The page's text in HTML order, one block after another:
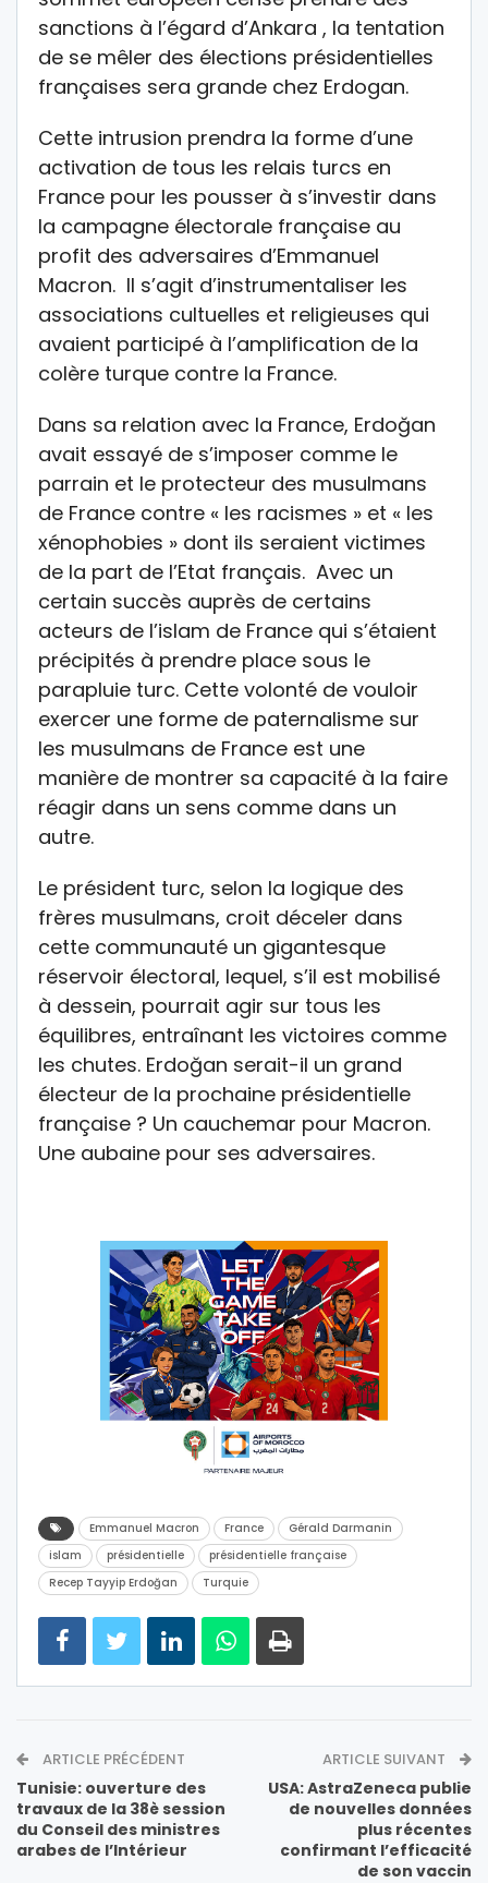
sanctions à l’égard d’Ankara , la tentation
de se mêler des élections présidentielles
françaises sera grande chez Erdogan.
Cette intrusion prendra la forme d’une
activation de tous les relais turcs en
France pour les pousser à s’investir dans
la campagne électorale française au
profit des adversaires d’Emmanuel
Macron. Il s’agit d’instrumentaliser les
associations cultuelles et religieuses qui
avaient participé à l’amplification de la
colère turque contre la France.
Dans sa relation avec la France, Erdoğan
avait essayé de s’imposer comme le
parrain et le protecteur des musulmans
de France contre « les racismes » et « les
xénophobies » dont ils seraient victimes
de la part de l’Etat français. Avec un
certain succès auprès de certains
acteurs de l’islam de France qui s’étaient
précipités à prendre place sous le
parapluie turc. Cette volonté de vouloir
exercer une forme de paternalisme sur
les musulmans de France est une
manière de montrer sa capacité à la faire
réagir dans un sens comme dans un
autre.
Le président turc, selon la logique des
frères musulmans, croit déceler dans
cette communauté un gigantesque
réservoir électoral, lequel, s’il est mobilisé
à dessein, pourrait agir sur tous les
équilibres, entraînant les victoires comme
les chutes. Erdoğan serait-il un grand
électeur de la prochaine présidentielle
française ? Un cauchemar pour Macron.
Une aubaine pour ses adversaires.
Emmanuel Macron France
Gérald Darmanin
islam
présidentielle
présidentielle française
Recep Tayyip Erdoğan
Turquie
ARTICLE PRÉCÉDENT
Tunisie: ouverture des
travaux de la 38è session
du Conseil des ministres
arabes de l’Intérieur
ARTICLE SUIVANT
USA: AstraZeneca publie
de nouvelles données
plus récentes
confirmant l’efficacité
de son vaccin